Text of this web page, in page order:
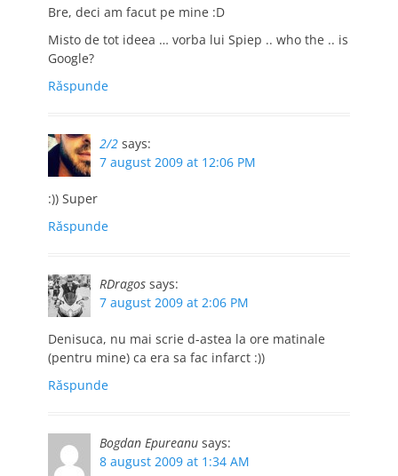
Bre, deci am facut pe mine :D
Misto de tot ideea … vorba lui Spiep .. who the .. is
Google?
Răspunde
2/2 says:
7 august 2009 at 12:06 PM
:)) Super
Răspunde
RDragos says:
7 august 2009 at 2:06 PM
Denisuca, nu mai scrie d-astea la ore matinale
(pentru mine) ca era sa fac infarct :))
Răspunde
Bogdan Epureanu says:
8 august 2009 at 1:34 AM